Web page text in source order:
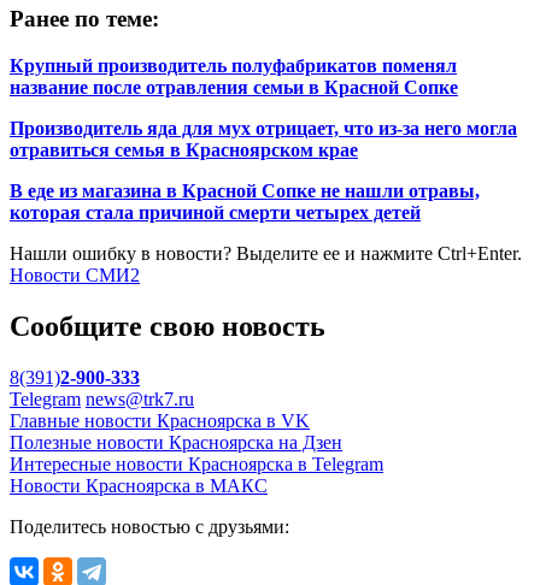
Ранее по теме:
Крупный производитель полуфабрикатов поменял
название после отравления семьи в Красной Сопке
Производитель яда для мух отрицает, что из-за него могла
отравиться семья в Красноярском крае
В еде из магазина в Красной Сопке не нашли отравы,
которая стала причиной смерти четырех детей
Нашли ошибку в новости? Выделите ее и нажмите Ctrl+Enter.
Новости СМИ2
Сообщите свою новость
8(391)2-900-333
Telegram news@trk7.ru
Главные новости Красноярска в VK
Полезные новости Красноярска на Дзен
Интересные новости Красноярска в Telegram
Новости Красноярска в МАКС
Поделитесь новостью с друзьями: